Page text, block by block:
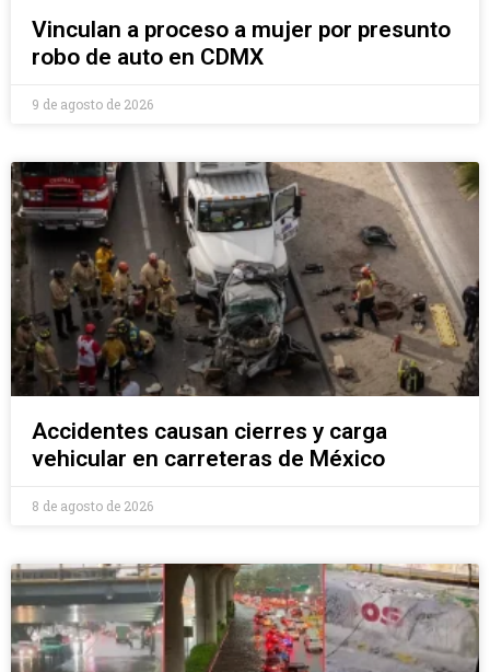
Vinculan a proceso a mujer por presunto
robo de auto en CDMX
9 de agosto de 2026
Accidentes causan cierres y carga
vehicular en carreteras de México
8 de agosto de 2026